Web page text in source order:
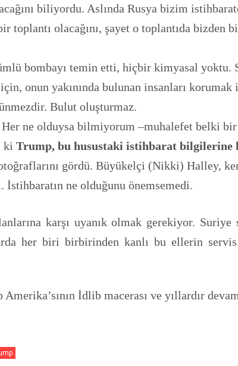
biliyordu. Aslında Rusya bizim
olacağını, şayet o toplantıda bizden
bombayı temin etti, hiçbir kimyasal yoktu.
onun yakınında bulunan insanları
Bulut oluşturmaz.
ne olduysa bilmiyorum –muhalefet belki
ki Trump, bu husustaki istihbarat bilgilerine
gördü. Büyükelçi (Nikki) Halley,
İstihbaratın ne olduğunu önemsemedi.
karşı uyanık olmak gerekiyor. Suriye
her biri birbirinden kanlı bu ellerin
Amerika’sının İdlib macerası ve yıllardır